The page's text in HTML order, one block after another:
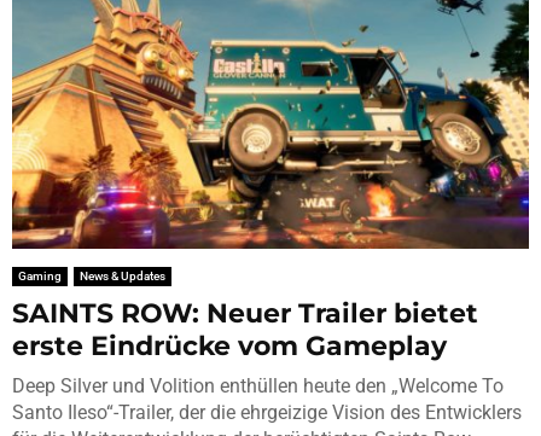
Gaming News & Updates
SAINTS ROW: Neuer Trailer bietet
erste Eindrücke vom Gameplay
Deep Silver und Volition enthüllen heute den „Welcome To
Santo Ileso“-Trailer, der die ehrgeizige Vision des Entwicklers